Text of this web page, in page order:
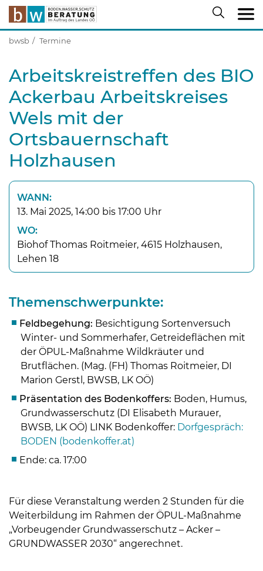
Skip to main content
bwsb Termine
Arbeitskreistreffen des BIO
Ackerbau Arbeitskreises
Wels mit der
Ortsbauernschaft
Holzhausen
WANN:
13. Mai 2025, 14:00 bis 17:00 Uhr
WO:
Biohof Thomas Roitmeier, 4615 Holzhausen,
Lehen 18
Themenschwerpunkte:
Feldbegehung: Besichtigung Sortenversuch
Winter- und Sommerhafer, Getreideflächen mit
der ÖPUL-Maßnahme Wildkräuter und
Brutflächen. (Mag. (FH) Thomas Roitmeier, DI
Marion Gerstl, BWSB, LK OÖ)
Präsentation des Bodenkoffers: Boden, Humus,
Grundwasserschutz (DI Elisabeth Murauer,
BWSB, LK OÖ) LINK Bodenkoffer: Dorfgespräch:
BODEN (bodenkoffer.at)
Ende: ca. 17:00
Für diese Veranstaltung werden 2 Stunden für die
Weiterbildung im Rahmen der ÖPUL-Maßnahme
„Vorbeugender Grundwasserschutz – Acker –
GRUNDWASSER 2030“ angerechnet.